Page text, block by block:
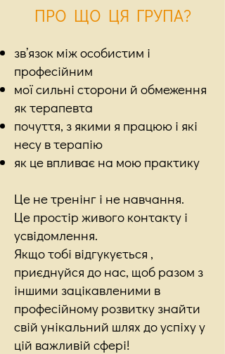
ПРО ЩО ЦЯ ГРУПА?
зв’язок між особистим і
професійним
мої сильні сторони й обмеження
як терапевта
почуття, з якими я працюю і які
несу в терапію
як це впливає на мою практику
Це не тренінг і не навчання.
Це простір живого контакту і
усвідомлення.
Якщо тобі відгукується ,
приєднуйся до нас, щоб разом з
іншими зацікавленими в
професійному розвитку знайти
свій унікальний шлях до успіху у
цій важливій сфері!